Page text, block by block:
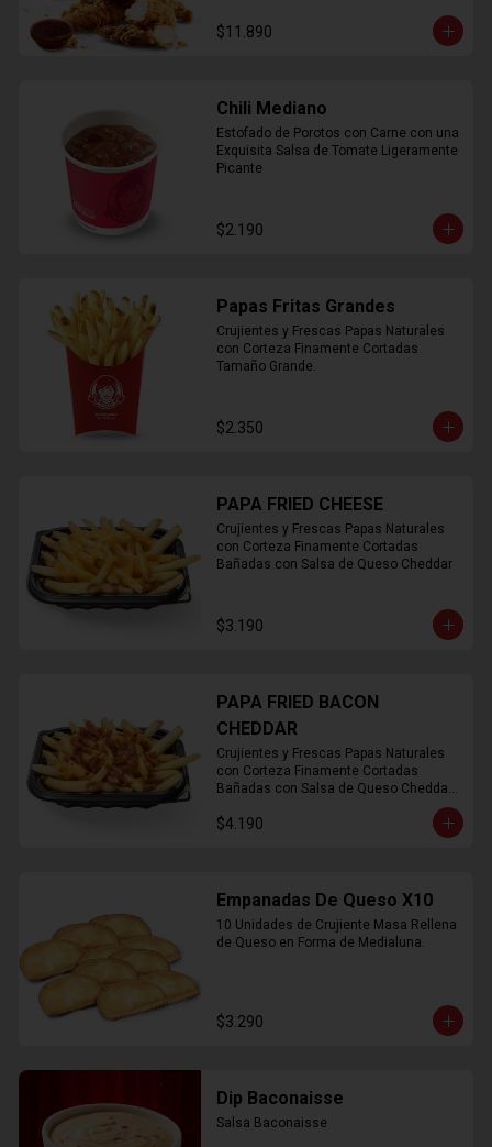
$11.890
Chili Mediano
Estofado de Porotos con Carne con una
Exquisita Salsa de Tomate Ligeramente
Picante
$2.190
Papas Fritas Grandes
Crujientes y Frescas Papas Naturales
con Corteza Finamente Cortadas
Tamaño Grande.
$2.350
PAPA FRIED CHEESE
Crujientes y Frescas Papas Naturales
con Corteza Finamente Cortadas
Bañadas con Salsa de Queso Cheddar
$3.190
PAPA FRIED BACON
CHEDDAR
Crujientes y Frescas Papas Naturales
con Corteza Finamente Cortadas
Bañadas con Salsa de Queso Cheddar
$4.190
Empanadas De Queso X10
10 Unidades de Crujiente Masa Rellena
de Queso en Forma de Medialuna.
$3.290
Dip Baconaisse
Salsa Baconaisse